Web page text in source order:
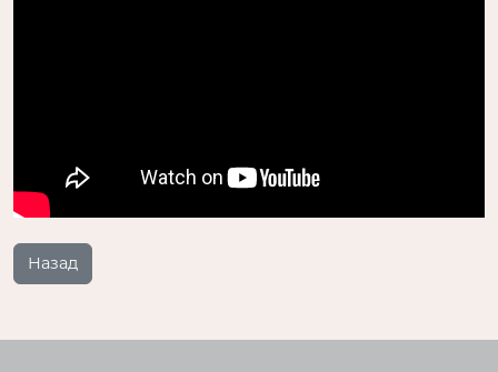
Назад